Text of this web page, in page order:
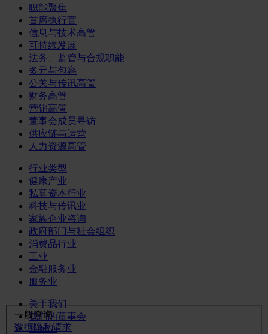
职能聚焦
首席执行官
信息与技术高管
可持续发展
法务、监管与合规职能
多元与包容
公关与传讯高管
财务高管
营销高管
董事会成员寻访
供应链与运营
人力资源高管
行业类型
健康产业
私募资本行业
科技与传讯业
家族企业咨询
政府部门与社会组织
消费品行业
工业
金融服务业
服务业
关于我们
我们的董事会
Join Us
一般查询
数据隐私请求